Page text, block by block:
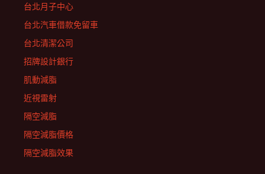
台北月子中心
台北汽車借款免留車
台北清潔公司
招牌設計銀行
肌動減脂
近視雷射
隔空減脂
隔空減脂價格
隔空減脂效果